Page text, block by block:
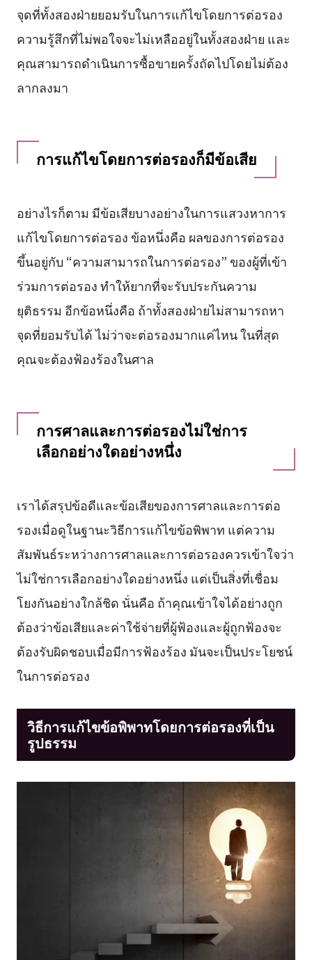
จุดที่ทั้งสองฝ่ายยอมรับในการแก้ไขโดยการต่อรอง
ความรู้สึกที่ไม่พอใจจะไม่เหลืออยู่ในทั้งสองฝ่าย และ
คุณสามารถดำเนินการซื้อขายครั้งถัดไปโดยไม่ต้อง
ลากลงมา
การแก้ไขโดยการต่อรองก็มีข้อเสีย
อย่างไรก็ตาม มีข้อเสียบางอย่างในการแสวงหาการ
แก้ไขโดยการต่อรอง ข้อหนึ่งคือ ผลของการต่อรอง
ขึ้นอยู่กับ “ความสามารถในการต่อรอง” ของผู้ที่เข้า
ร่วมการต่อรอง ทำให้ยากที่จะรับประกันความ
ยุติธรรม อีกข้อหนึ่งคือ ถ้าทั้งสองฝ่ายไม่สามารถหา
จุดที่ยอมรับได้ ไม่ว่าจะต่อรองมากแค่ไหน ในที่สุด
คุณจะต้องฟ้องร้องในศาล
การศาลและการต่อรองไม่ใช่การ
เลือกอย่างใดอย่างหนึ่ง
เราได้สรุปข้อดีและข้อเสียของการศาลและการต่อ
รองเมื่อดูในฐานะวิธีการแก้ไขข้อพิพาท แต่ความ
สัมพันธ์ระหว่างการศาลและการต่อรองควรเข้าใจว่า
ไม่ใช่การเลือกอย่างใดอย่างหนึ่ง แต่เป็นสิ่งที่เชื่อม
โยงกันอย่างใกล้ชิด นั่นคือ ถ้าคุณเข้าใจได้อย่างถูก
ต้องว่าข้อเสียและค่าใช้จ่ายที่ผู้ฟ้องและผู้ถูกฟ้องจะ
ต้องรับผิดชอบเมื่อมีการฟ้องร้อง มันจะเป็นประโยชน์
ในการต่อรอง
วิธีการแก้ไขข้อพิพาทโดยการต่อรองที่เป็น
รูปธรรม